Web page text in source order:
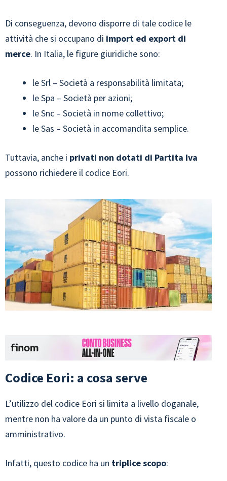
Di conseguenza, devono disporre di tale codice le
attività che si occupano di import ed export di
merce. In Italia, le figure giuridiche sono:
le Srl – Società a responsabilità limitata;
le Spa – Società per azioni;
le Snc – Società in nome collettivo;
le Sas – Società in accomandita semplice.
Tuttavia, anche i privati non dotati di Partita Iva
possono richiedere il codice Eori.
Codice Eori: a cosa serve
L’utilizzo del codice Eori si limita a livello doganale,
mentre non ha valore da un punto di vista fiscale o
amministrativo.
Infatti, questo codice ha un triplice scopo: